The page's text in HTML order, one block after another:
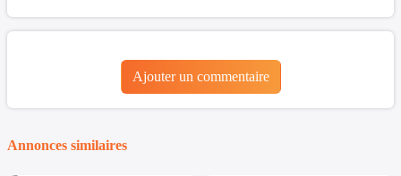
Ajouter un commentaire
Annonces similaires